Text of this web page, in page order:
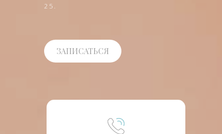
25.
ЗАПИСАТЬСЯ